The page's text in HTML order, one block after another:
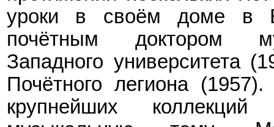
уроки в своём доме в
почётным доктором
Западного университета
Почётного легиона
крупнейших